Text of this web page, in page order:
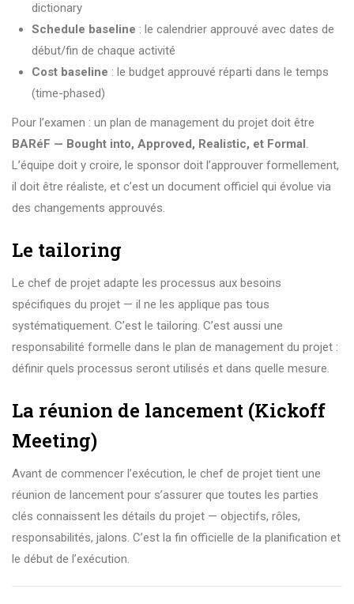
dictionary
Schedule baseline : le calendrier approuvé avec dates de
début/fin de chaque activité
Cost baseline : le budget approuvé réparti dans le temps
(time-phased)
Pour l’examen : un plan de management du projet doit être
BARéF — Bought into, Approved, Realistic, et Formal .
L’équipe doit y croire, le sponsor doit l’approuver formellement,
il doit être réaliste, et c’est un document officiel qui évolue via
des changements approuvés.
Le tailoring
Le chef de projet adapte les processus aux besoins
spécifiques du projet — il ne les applique pas tous
systématiquement. C’est le tailoring. C’est aussi une
responsabilité formelle dans le plan de management du projet :
définir quels processus seront utilisés et dans quelle mesure.
La réunion de lancement (Kickoff
Meeting)
Avant de commencer l’exécution, le chef de projet tient une
réunion de lancement pour s’assurer que toutes les parties
clés connaissent les détails du projet — objectifs, rôles,
responsabilités, jalons. C’est la fin officielle de la planification et
le début de l’exécution.